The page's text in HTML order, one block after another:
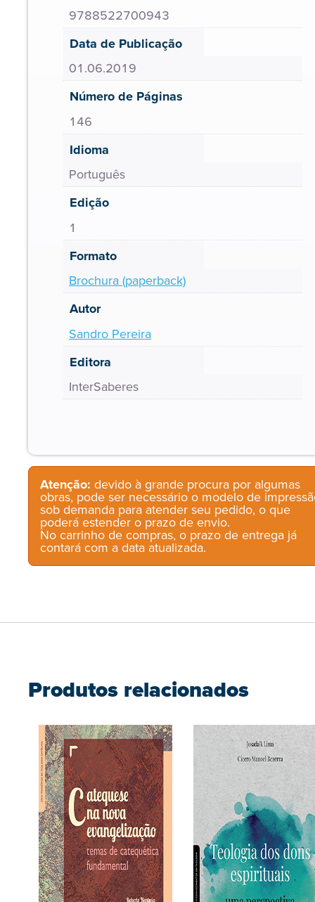
9788522700943
Data de Publicação
01.06.2019
Número de Páginas
146
Idioma
Português
Edição
1
Formato
Brochura (paperback)
Autor
Sandro Pereira
Editora
InterSaberes
Atenção: devido à grande procura por algumas
obras, pode ser necessário o modelo de
sob demanda para atender seu pedido, o que
poderá estender o prazo de envio.
No carrinho de compras, o prazo de entrega já
contará com a data atualizada.
Produtos relacionados